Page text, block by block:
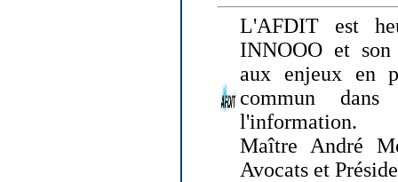
L'AFDIT est
INNOOO et
aux enjeux en
commun
l'information.
Maître André
Avocats et